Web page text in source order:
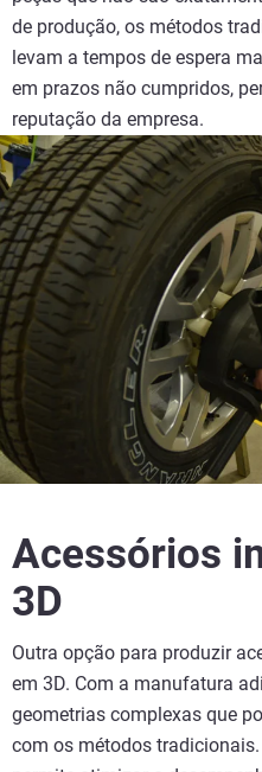
de produção, os métodos
levam a tempos de espera
em prazos não cumpridos,
reputação da empresa.
Acessórios
3D
Outra opção para produzir
em 3D. Com a manufatura
geometrias complexas que
com os métodos